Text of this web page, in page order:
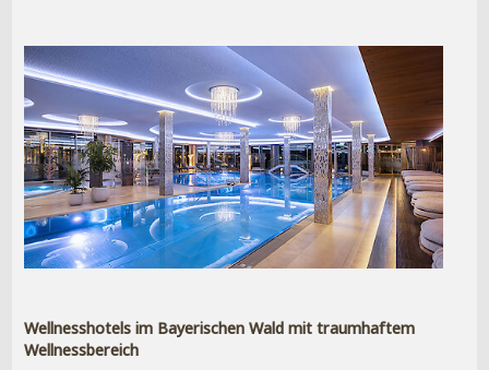
Wellnesshotels im Bayerischen Wald mit traumhaftem
Wellnessbereich